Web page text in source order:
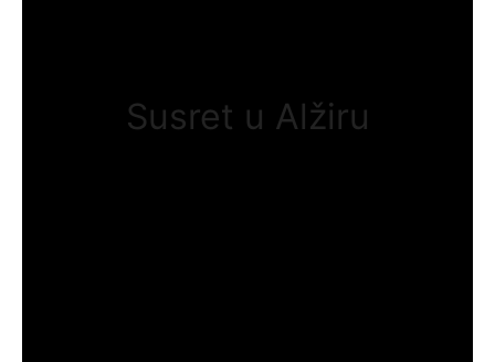
Susret u Alžiru